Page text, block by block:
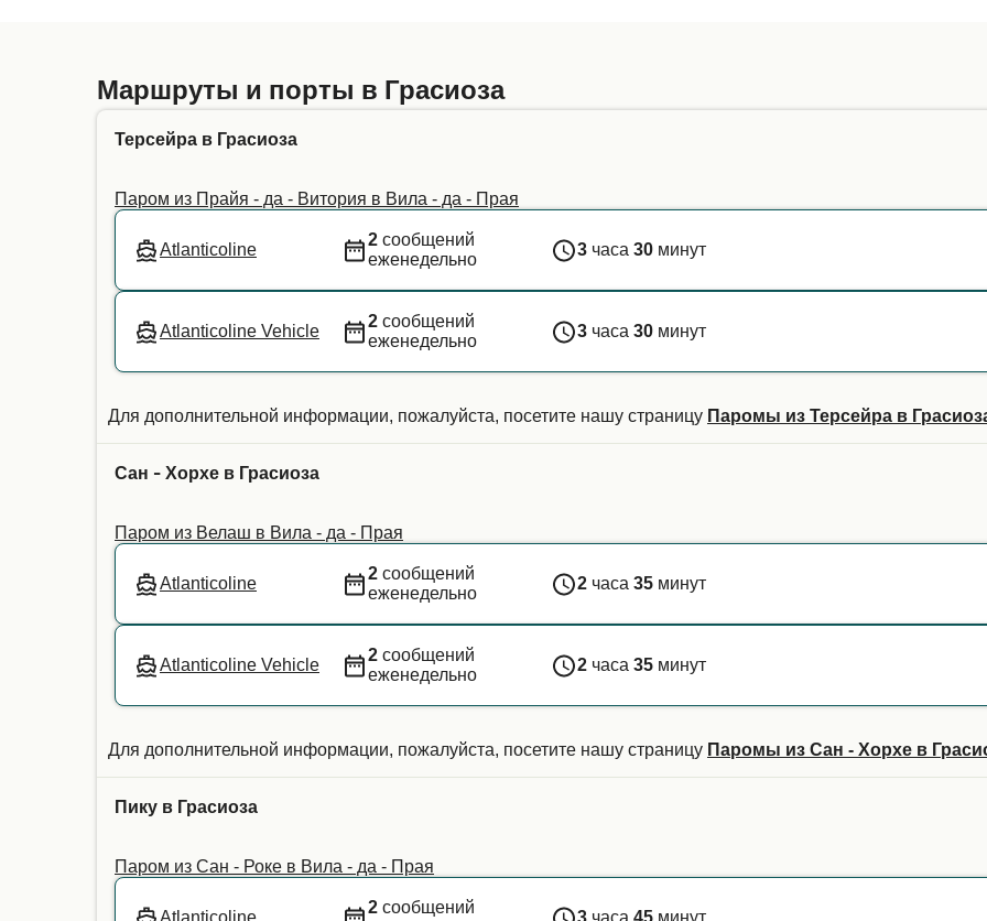
Маршруты и порты в Грасиоза
Терсейра в Грасиоза
Паром из Прайя - да - Витория в Вила - да - Прая
Atlanticoline
2 сообщений
еженедельно
3часа 30минут
Atlanticoline Vehicle
2 сообщений
еженедельно
3часа 30минут
Для дополнительной информации, пожалуйста, посетите нашу страницу Паромы из Терсейра в
Сан - Хорхе в Грасиоза
Паром из Велаш в Вила - да - Прая
Atlanticoline
2 сообщений
еженедельно
2часа 35минут
Atlanticoline Vehicle
2 сообщений
еженедельно
2часа 35минут
Для дополнительной информации, пожалуйста, посетите нашу страницу Паромы из Сан - Хорхе в
Пику в Грасиоза
Паром из Сан - Роке в Вила - да - Прая
Atlanticoline
2 сообщений
3часа 45минут